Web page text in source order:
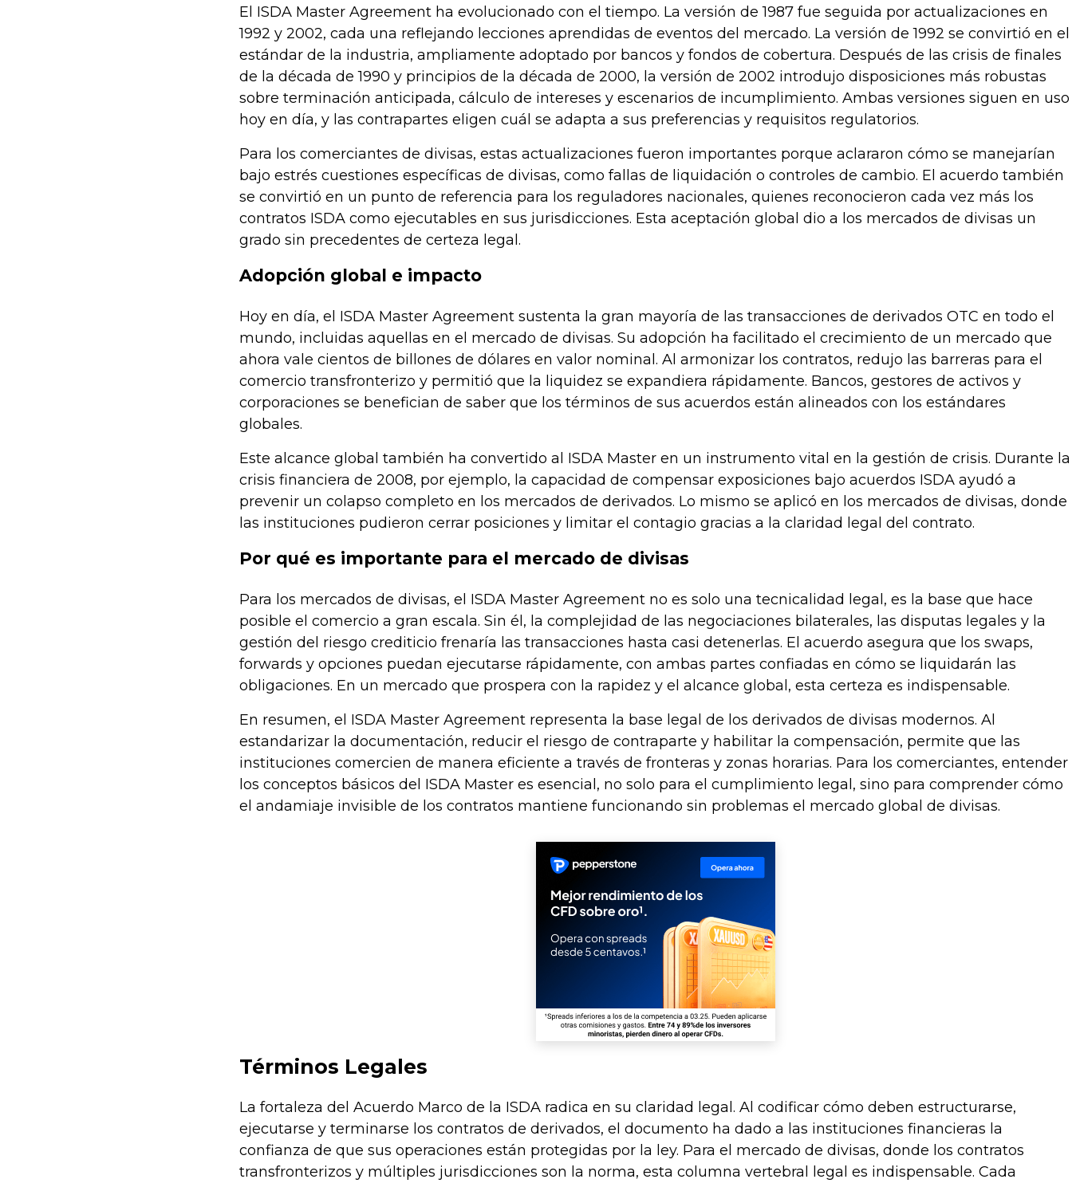
El ISDA Master Agreement ha evolucionado con el tiempo. La versión de 1987 fue seguida por actualizaciones en
1992 y 2002, cada una reflejando lecciones aprendidas de eventos del mercado. La versión de 1992 se convirtió en el
estándar de la industria, ampliamente adoptado por bancos y fondos de cobertura. Después de las crisis de finales
de la década de 1990 y principios de la década de 2000, la versión de 2002 introdujo disposiciones más robustas
sobre terminación anticipada, cálculo de intereses y escenarios de incumplimiento. Ambas versiones siguen en uso
hoy en día, y las contrapartes eligen cuál se adapta a sus preferencias y requisitos regulatorios.
Para los comerciantes de divisas, estas actualizaciones fueron importantes porque aclararon cómo se manejarían
bajo estrés cuestiones específicas de divisas, como fallas de liquidación o controles de cambio. El acuerdo también
se convirtió en un punto de referencia para los reguladores nacionales, quienes reconocieron cada vez más los
contratos ISDA como ejecutables en sus jurisdicciones. Esta aceptación global dio a los mercados de divisas un
grado sin precedentes de certeza legal.
Adopción global e impacto
Hoy en día, el ISDA Master Agreement sustenta la gran mayoría de las transacciones de derivados OTC en todo el
mundo, incluidas aquellas en el mercado de divisas. Su adopción ha facilitado el crecimiento de un mercado que
ahora vale cientos de billones de dólares en valor nominal. Al armonizar los contratos, redujo las barreras para el
comercio transfronterizo y permitió que la liquidez se expandiera rápidamente. Bancos, gestores de activos y
corporaciones se benefician de saber que los términos de sus acuerdos están alineados con los estándares
globales.
Este alcance global también ha convertido al ISDA Master en un instrumento vital en la gestión de crisis. Durante la
crisis financiera de 2008, por ejemplo, la capacidad de compensar exposiciones bajo acuerdos ISDA ayudó a
prevenir un colapso completo en los mercados de derivados. Lo mismo se aplicó en los mercados de divisas, donde
las instituciones pudieron cerrar posiciones y limitar el contagio gracias a la claridad legal del contrato.
Por qué es importante para el mercado de divisas
Para los mercados de divisas, el ISDA Master Agreement no es solo una tecnicalidad legal, es la base que hace
posible el comercio a gran escala. Sin él, la complejidad de las negociaciones bilaterales, las disputas legales y la
gestión del riesgo crediticio frenaría las transacciones hasta casi detenerlas. El acuerdo asegura que los swaps,
forwards y opciones puedan ejecutarse rápidamente, con ambas partes confiadas en cómo se liquidarán las
obligaciones. En un mercado que prospera con la rapidez y el alcance global, esta certeza es indispensable.
En resumen, el ISDA Master Agreement representa la base legal de los derivados de divisas modernos. Al
estandarizar la documentación, reducir el riesgo de contraparte y habilitar la compensación, permite que las
instituciones comercien de manera eficiente a través de fronteras y zonas horarias. Para los comerciantes, entender
los conceptos básicos del ISDA Master es esencial, no solo para el cumplimiento legal, sino para comprender cómo
el andamiaje invisible de los contratos mantiene funcionando sin problemas el mercado global de divisas.
Términos Legales
La fortaleza del Acuerdo Marco de la ISDA radica en su claridad legal. Al codificar cómo deben estructurarse,
ejecutarse y terminarse los contratos de derivados, el documento ha dado a las instituciones financieras la
confianza de que sus operaciones están protegidas por la ley. Para el mercado de divisas, donde los contratos
transfronterizos y múltiples jurisdicciones son la norma, esta columna vertebral legal es indispensable. Cada